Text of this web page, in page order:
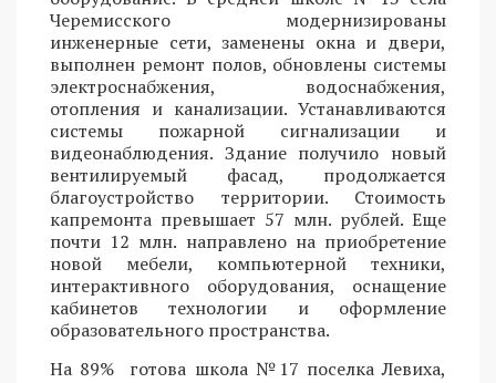
Черемисского модернизированы
инженерные сети, заменены окна и двери,
выполнен ремонт полов, обновлены системы
электроснабжения, водоснабжения,
отопления и канализации. Устанавливаются
системы пожарной сигнализации и
видеонаблюдения. Здание получило новый
вентилируемый фасад, продолжается
благоустройство территории. Стоимость
капремонта превышает 57 млн. рублей. Еще
почти 12 млн. направлено на приобретение
новой мебели, компьютерной техники,
интерактивного оборудования, оснащение
кабинетов технологии и оформление
образовательного пространства.
На 89% готова школа №17 поселка Левиха,